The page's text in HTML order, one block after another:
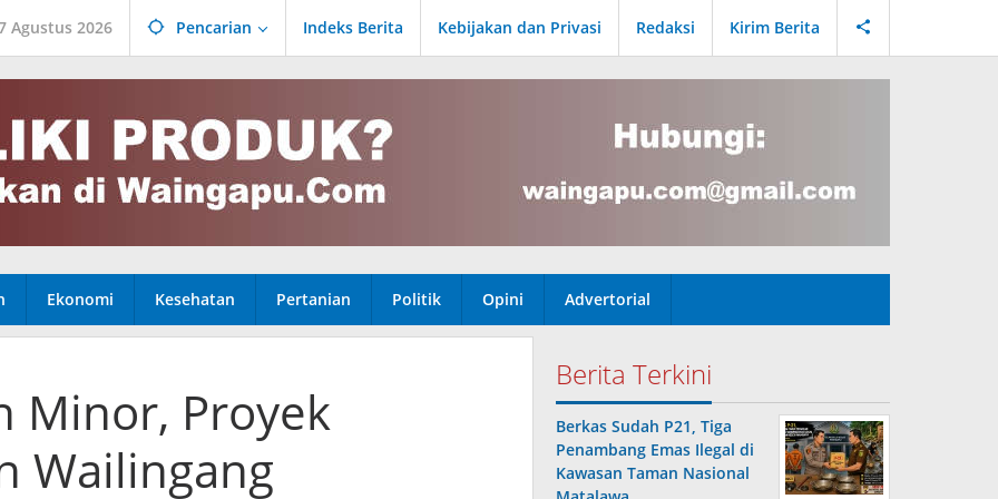
Agustus 2026 Pencarian Indeks Berita Kebijakan dan Privasi Redaksi Kirim Berita
Ekonomi Kesehatan Pertanian Politik Opini Advertorial
Minor, Proyek
Wailingang
Berita Terkini
Berkas Sudah P21, Tiga
Penambang Emas Ilegal di
Kawasan Taman Nasional